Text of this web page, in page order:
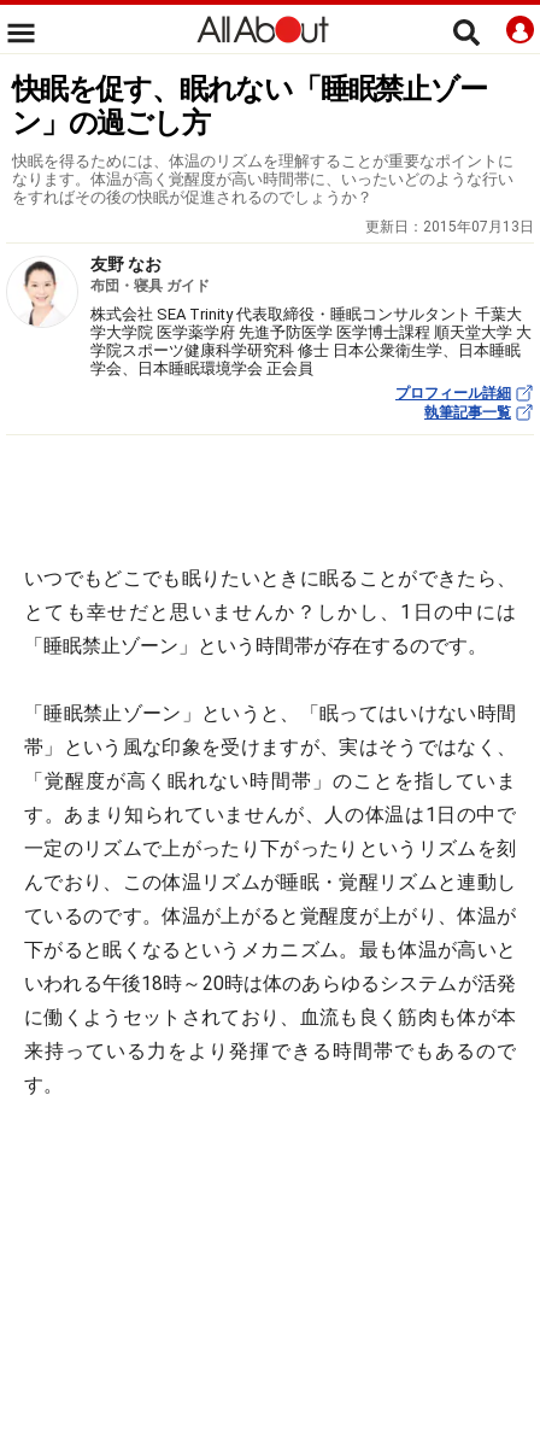
快眠を促す、眠れない「睡眠禁止ゾー
ン」の過ごし方
快眠を得るためには、体温のリズムを理解することが重要なポイントに
なります。体温が高く覚醒度が高い時間帯に、いったいどのような行い
をすればその後の快眠が促進されるのでしょうか？
更新日： 2015年07月13日
友野 なお
布団・寝具 ガイド
株式会社 SEA Trinity 代表取締役・睡眠コンサルタント 千葉大
学大学院 医学薬学府 先進予防医学 医学博士課程 順天堂大学 大
学院スポーツ健康科学研究科 修士 日本公衆衛生学、日本睡眠
学会、日本睡眠環境学会 正会員
プロフィール詳細
執筆記事一覧
いつでもどこでも眠りたいときに眠ることができたら、
とても幸せだと思いませんか？しかし、1日の中には
「睡眠禁止ゾーン」という時間帯が存在するのです。
「睡眠禁止ゾーン」というと、「眠ってはいけない時間
帯」という風な印象を受けますが、実はそうではなく、
「覚醒度が高く眠れない時間帯」のことを指していま
す。あまり知られていませんが、人の体温は1日の中で
一定のリズムで上がったり下がったりというリズムを刻
んでおり、この体温リズムが睡眠・覚醒リズムと連動し
ているのです。体温が上がると覚醒度が上がり、体温が
下がると眠くなるというメカニズム。最も体温が高いと
いわれる午後18時～20時は体のあらゆるシステムが活発
に働くようセットされており、血流も良く筋肉も体が本
来持っている力をより発揮できる時間帯でもあるので
す。